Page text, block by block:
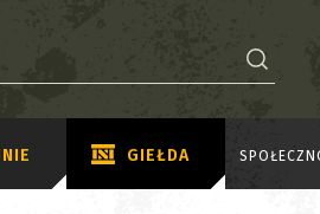
GIEŁDA